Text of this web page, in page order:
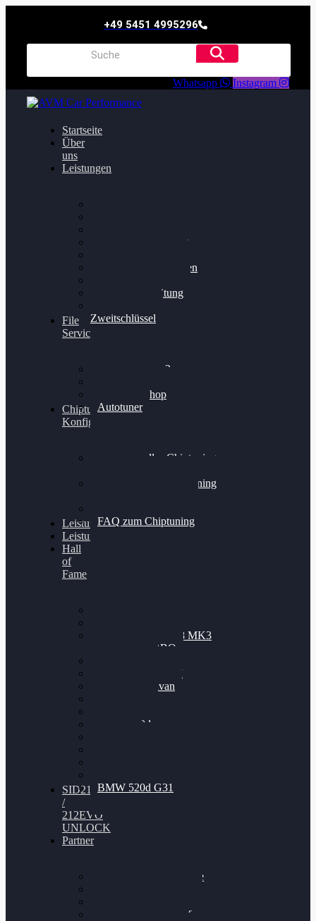
+49 5451 4995296
Whatsapp Instagram
Startseite
Über
uns
Leistungen
Getriebeoptimierung
Bremsscheiben planen
Felgenaufbereitung
Zweitschlüssel
File
Service
Alientech Kess3
Alientech Shop
Autotuner
Chiptuning
Konfigurator
Professionelles Chiptuning
Professionelles Chiptuning
FAQ zum Chiptuning
Leistungsmessung
Leistungsprüfstand
Hall
of
Fame
Nissan GT-R35 3.8 MK3
V6 TWINTURBO
VW Passat 2.0TDI
VW T6 Multivan
BMW 120d
BMW 520d G31
SID212
/
212EVO
UNLOCK
Partner
Bilgenroth Performance
Chiptuning Schüttorf